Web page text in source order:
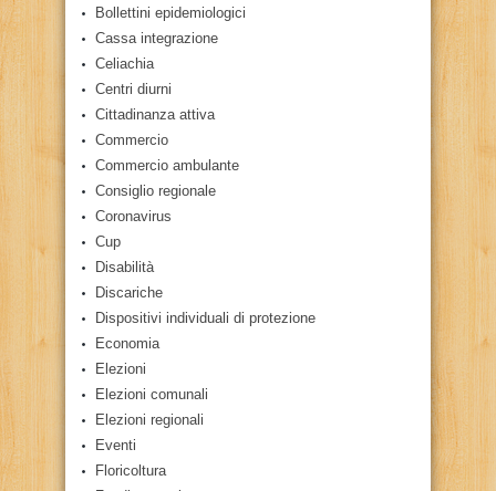
Bollettini epidemiologici
Cassa integrazione
Celiachia
Centri diurni
Cittadinanza attiva
Commercio
Commercio ambulante
Consiglio regionale
Coronavirus
Cup
Disabilità
Discariche
Dispositivi individuali di protezione
Economia
Elezioni
Elezioni comunali
Elezioni regionali
Eventi
Floricoltura